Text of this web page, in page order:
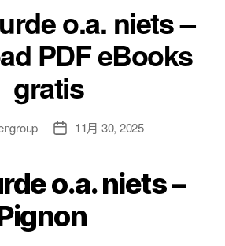
o.a. niets –
PDF eBooks
gratis
11月 30, 2025
o.a. niets –